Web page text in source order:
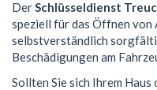
DerSchlüsseldienst
speziell für das Öffnen
selbstverständlich
Beschädigungen am
Sollten Sie sich Ihrem